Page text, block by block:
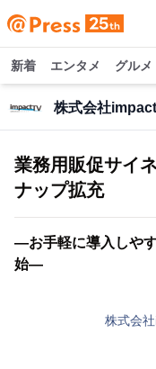
新着 エンタメ グルメ
株式会社
業務用販促サイ
ナップ拡充
―お手軽に導入しや
始―
株式会